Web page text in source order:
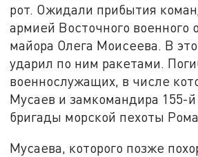
рот. Ожидали прибытия
армией Восточного военного
майора Олега Моисеева. В
ударил по ним ракетами.
военнослужащих, в числе
Мусаев и замкомандира 155-
бригады морской пехоты
Мусаева, которого позже